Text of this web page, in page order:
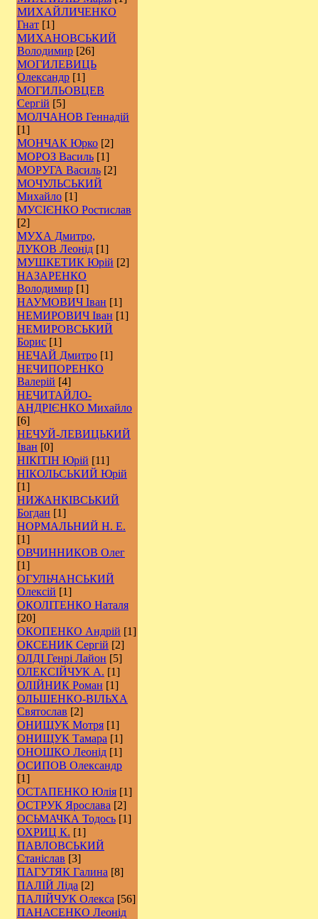
МИХАЙЛИЧЕНКО
Гнат [1]
МИХАНОВСЬКИЙ
Володимир [26]
МОГИЛЕВИЦЬ
Олександр [1]
МОГИЛЬОВЦЕВ
Сергій [5]
МОЛЧАНОВ Геннадій
[1]
МОНЧАК Юрко [2]
МОРОЗ Василь [1]
МОРУГА Василь [2]
МОЧУЛЬСЬКИЙ
Михайло [1]
МУСІЄНКО Ростислав
[2]
МУХА Дмитро,
ЛУКОВ Леонід [1]
МУШКЕТИК Юрій [2]
НАЗАРЕНКО
Володимир [1]
НАУМОВИЧ Іван [1]
НЕМИРОВИЧ Іван [1]
НЕМИРОВСЬКИЙ
Борис [1]
НЕЧАЙ Дмитро [1]
НЕЧИПОРЕНКО
Валерій [4]
НЕЧИТАЙЛО-
АНДРІЄНКО Михайло
[6]
НЕЧУЙ-ЛЕВИЦЬКИЙ
Іван [0]
НІКІТІН Юрій [11]
НІКОЛЬСЬКИЙ Юрій
[1]
НИЖАНКІВСЬКИЙ
Богдан [1]
НОРМАЛЬНИЙ Н. Е.
[1]
ОВЧИННИКОВ Олег
[1]
ОГУЛЬЧАНСЬКИЙ
Олексій [1]
ОКОЛІТЕНКО Наталя
[20]
ОКОПЕНКО Андрій [1]
ОКСЕНИК Сергій [2]
ОЛДІ Генрі Лайон [5]
ОЛЕКСІЙЧУК А. [1]
ОЛІЙНИК Роман [1]
ОЛЬШЕНКО-ВІЛЬХА
Святослав [2]
ОНИЩУК Мотря [1]
ОНИЩУК Тамара [1]
ОНОШКО Леонід [1]
ОСИПОВ Олександр
[1]
ОСТАПЕНКО Юлія [1]
ОСТРУК Ярослава [2]
ОСЬМАЧКА Тодось [1]
ОХРИЦ К. [1]
ПАВЛОВСЬКИЙ
Станіслав [3]
ПАГУТЯК Галина [8]
ПАЛІЙ Ліда [2]
ПАЛІЙЧУК Олекса [56]
ПАНАСЕНКО Леонід